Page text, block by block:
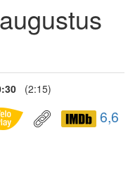
(2:15)
6,6